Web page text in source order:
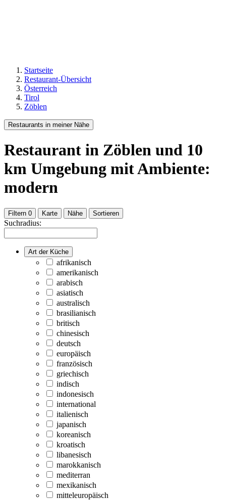
Startseite
Restaurant-Übersicht
Österreich
Tirol
Zöblen
Restaurants in meiner Nähe
Restaurant in Zöblen und 10
km Umgebung mit Ambiente:
modern
Filtern 0 Karte Nähe Sortieren
Suchradius:
Art der Küche
afrikanisch
amerikanisch
arabisch
asiatisch
australisch
brasilianisch
britisch
chinesisch
deutsch
europäisch
französisch
griechisch
indisch
indonesisch
international
italienisch
japanisch
koreanisch
kroatisch
libanesisch
marokkanisch
mediterran
mexikanisch
mitteleuropäisch